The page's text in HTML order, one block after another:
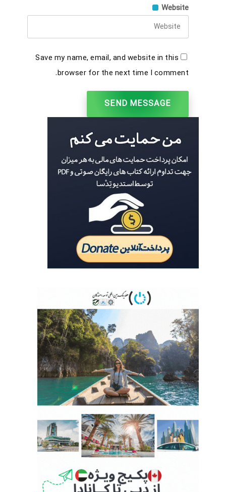
Website
Save my name, email, and website in this
browser for the next time I comment.